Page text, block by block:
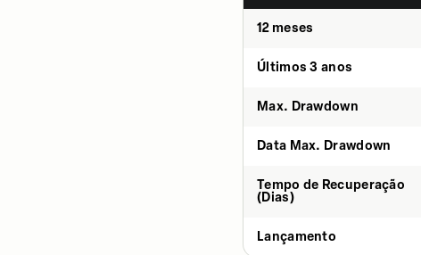
12 meses
Últimos 3 anos
Max. Drawdown
Data Max. Drawdown
Tempo de Recuperação
(Dias)
Lançamento